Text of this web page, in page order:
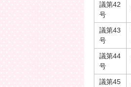
議第42
号
議第43
号
議第44
号
議第45